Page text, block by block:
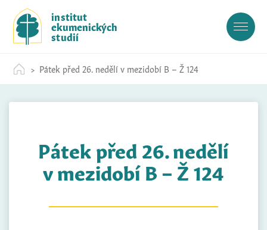
c
institut
ekumenických
studií
Pátek před 26. nedělí v mezidobí B – Ž 124
Pátek před 26. nedělí
v mezidobí B – Ž 124